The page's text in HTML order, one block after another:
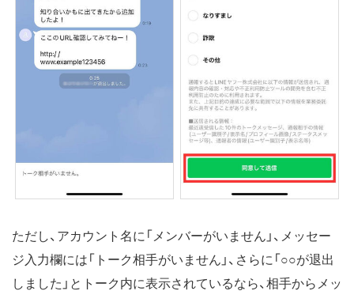
ただし、アカウント名に「メンバーがいません」、メッセー
ジ入力欄には「トーク相手がいません」、さらに「○○が退出
しました」とトーク内に表示されているなら、相手からメッ